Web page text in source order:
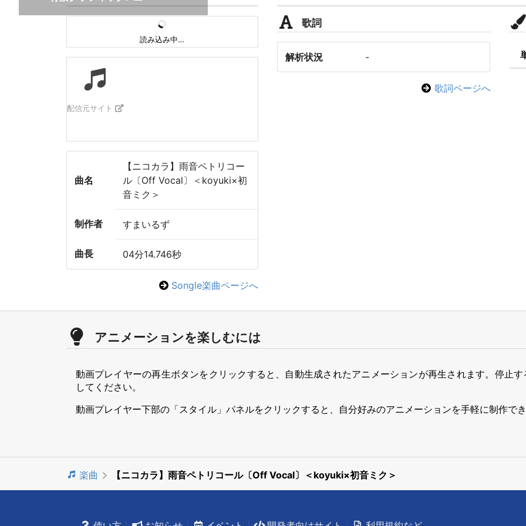
読み込み中…
配信元サイト
曲名
【ニコカラ】雨音ペトリコー
ル〔Off Vocal〕＜koyuki×初
音ミク＞
制作者 すまいるず
曲長 04分14.746秒
Songle楽曲ページへ
歌詞
解析状況 -
歌詞ページへ
アニメーションを楽しむには
動画プレイヤーの再生ボタンをクリックすると、自動生成されたアニメーションが再生されます。停止
してください。
動画プレイヤー下部の「スタイル」パネルをクリックすると、自分好みのアニメーションを手軽に制作でき
楽曲 【ニコカラ】雨音ペトリコール〔Off Vocal〕＜koyuki×初音ミク＞